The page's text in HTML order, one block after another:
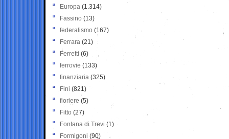
Europa (1.314)
Fassino (13)
federalismo (167)
Ferrara (21)
Ferretti (6)
ferrovie (133)
finanziaria (325)
Fini (821)
fioriere (5)
Fitto (27)
Fontana di Trevi (1)
Formigoni (90)